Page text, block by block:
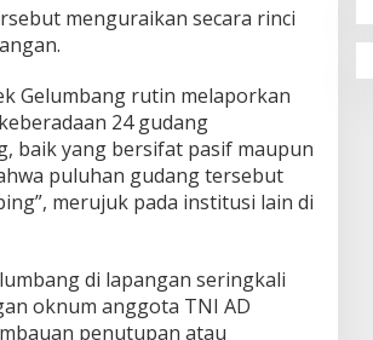
menguraikan secara rinci
Gelumbang rutin melaporkan
24 gudang
baik yang bersifat pasif maupun
puluhan gudang tersebut
merujuk pada institusi lain di
di lapangan seringkali
oknum anggota TNI AD
penutupan atau